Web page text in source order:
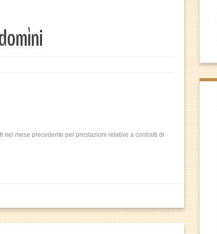
mese precedente per prestazioni relative a contratti di